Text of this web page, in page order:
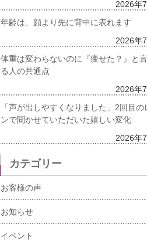
2026年
年齢は、顔より先に背中に表れます
2026年
体重は変わらないのに『痩せた？』と
る人の共通点
2026年
「声が出しやすくなりました」2回目の
ンで聞かせていただいた嬉しい変化
2026年
カテゴリー
お客様の声
お知らせ
イベント